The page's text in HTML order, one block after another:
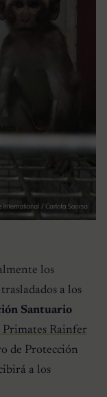
los
a los
Santuario
Primates Rainfer
de Protección
a los